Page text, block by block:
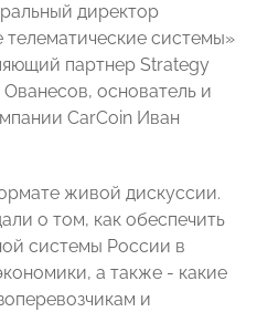
директор
системы»
партнер Strategy
основатель и
CarCoin Иван
живой дискуссии.
о том, как обеспечить
системы России в
а также - какие
и